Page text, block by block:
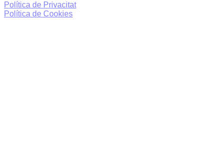
Política de Privacitat
Política de Cookies